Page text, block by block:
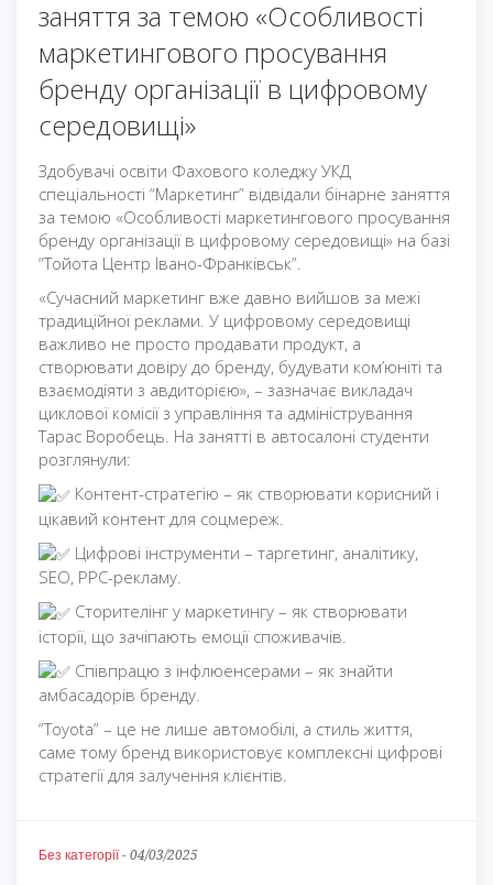
заняття за темою «Особливості
маркетингового просування
бренду організації в цифровому
середовищі»
Здобувачі освіти Фахового коледжу УКД
спеціальності “Маркетинг” відвідали бінарне заняття
за темою «Особливості маркетингового просування
бренду організації в цифровому середовищі» на базі
“Тойота Центр Івано-Франківськ”.
«Сучасний маркетинг вже давно вийшов за межі
традиційної реклами. У цифровому середовищі
важливо не просто продавати продукт, а
створювати довіру до бренду, будувати ком’юніті та
взаємодіяти з авдиторією», – зазначає викладач
циклової комісії з управління та адміністрування
Тарас Воробець. На занятті в автосалоні студенти
розглянули:
Контент-стратегію – як створювати корисний і
цікавий контент для соцмереж.
Цифрові інструменти – таргетинг, аналітику,
SEO, PPC-рекламу.
Сторителінг у маркетингу – як створювати
історії, що зачіпають емоції споживачів.
Співпрацю з інфлюенсерами – як знайти
амбасадорів бренду.
“Toyota” – це не лише автомобілі, а стиль життя,
саме тому бренд використовує комплексні цифрові
стратегії для залучення клієнтів.
Без категорії- 04/03/2025